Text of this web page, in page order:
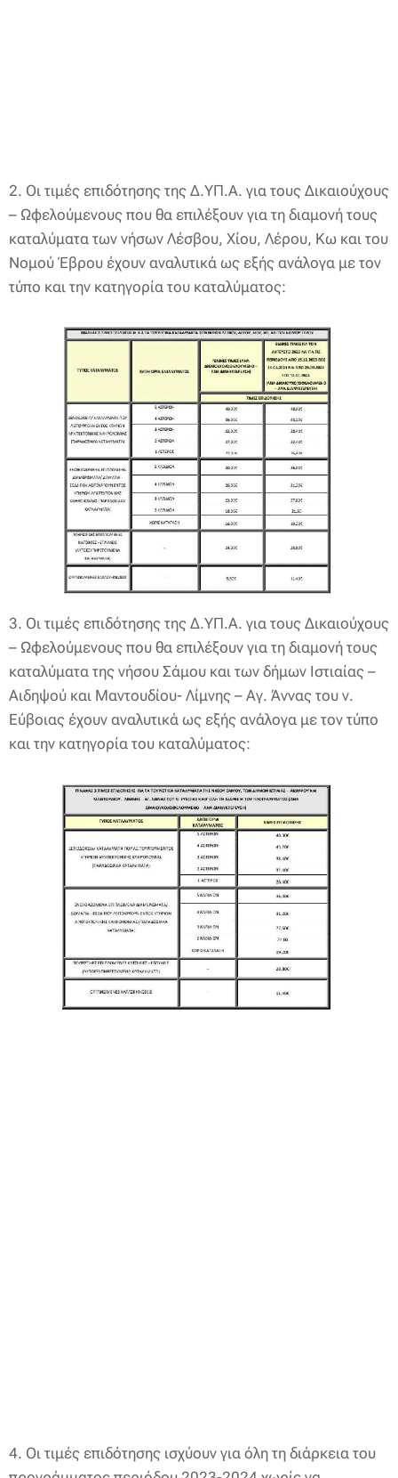
2. Οι τιμές επιδότησης της Δ.ΥΠ.Α. για τους Δικαιούχους
– Ωφελούμενους που θα επιλέξουν για τη διαμονή τους
καταλύματα των νήσων Λέσβου, Χίου, Λέρου, Κω και του
Νομού Έβρου έχουν αναλυτικά ως εξής ανάλογα με τον
τύπο και την κατηγορία του καταλύματος:
3. Οι τιμές επιδότησης της Δ.ΥΠ.Α. για τους Δικαιούχους
– Ωφελούμενους που θα επιλέξουν για τη διαμονή τους
καταλύματα της νήσου Σάμου και των δήμων Ιστιαίας –
Αιδηψού και Μαντουδίου- Λίμνης – Αγ. Άννας του ν.
Εύβοιας έχουν αναλυτικά ως εξής ανάλογα με τον τύπο
και την κατηγορία του καταλύματος:
4. Οι τιμές επιδότησης ισχύουν για όλη τη διάρκεια του